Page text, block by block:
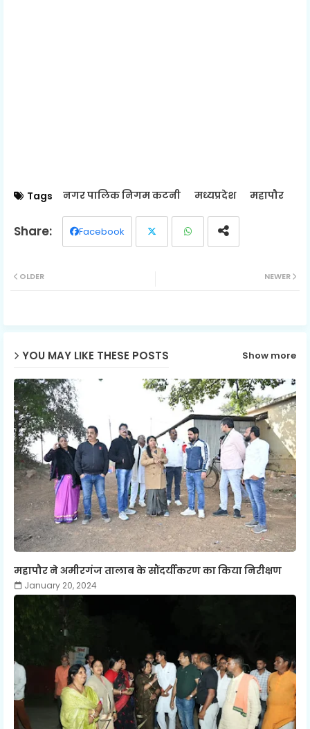
Tags नगर पालिक निगम कटनी मध्यप्रदेश महापौर
Facebook
NEWER
OLDER
YOU MAY LIKE THESE POSTS Show more
महापौर ने अमीरगंज तालाब के सौंदर्यीकरण का किया निरीक्षण
January 20, 2024